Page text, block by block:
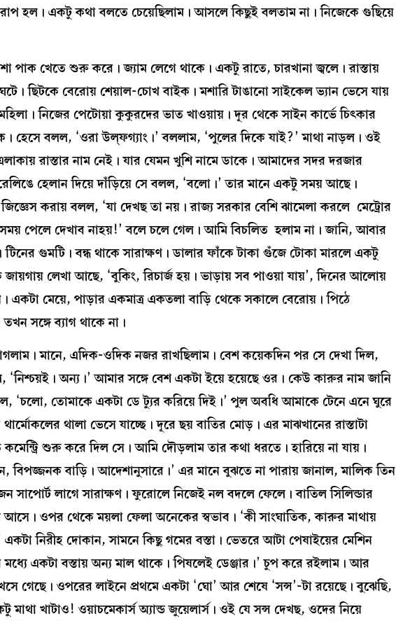
হল। একটু কথা বলতে চেয়েছিলাম। আসলে কিছুই বলতাম না। নিজেকে গুছিয়ে
পাক খেতে শুরু করে। জ্যাম লেগে থাকে। একটু রাতে, চারখানা জ্বলে। রাস্তায়
ছিটকে বেরোয় শেয়াল-চোখ বাইক। মশারি টাঙানো সাইকেল ভ্যান ভেসে যায়
নিজের পেটোয়া কুকুরদের ভাত খাওয়ায়। দূর থেকে সাইন কার্ভে চিৎকার
হেসে বলল, ‘ওরা উল্‌ফগ্যাং।’ বললাম, ‘পুলের দিকে যাই?’ মাথা নাড়ল। ওই
রাস্তার নাম নেই। যার যেমন খুশি নামে ডাকে। আমাদের সদর দরজার
হেলান দিয়ে দাঁড়িয়ে সে বলল, ‘বলো।’ তার মানে একটু সময় আছে।
করায় বলল, ‘যা দেখছ তা নয়। রাজ্য সরকার বেশি ঝামেলা করলে মেট্রোর
সময় পেলে দেখাব নাহয়!’ বলে চলে গেল। আমি বিচলিত হলাম না। জানি, আবার
গুমটি। বন্ধ থাকে সারাক্ষণ। ডালার ফাঁকে টাকা গুঁজে টোকা মারলে একটু
লেখা আছে, ‘বুকিং, রিচার্জ হয়। ভাড়ায় সব পাওয়া যায়’, দিনের আলোয়
মেয়ে, পাড়ার একমাত্র একতলা বাড়ি থেকে সকালে বেরোয়। পিঠে
সঙ্গে ব্যাগ থাকে না।
মানে, এদিক-ওদিক নজর রাখছিলাম। বেশ কয়েকদিন পর সে দেখা দিল,
‘নিশ্চয়ই। অন্য।’ আমার সঙ্গে বেশ একটা ইয়ে হয়েছে ওর। কেউ কারুর নাম জানি
‘চলো, তোমাকে একটা ডে ট্যুর করিয়ে দিই।’ পুল অবধি আমাকে টেনে এনে ঘুরে
থালা ভেসে যাচ্ছে। দূরে ছয় বাতির মোড়। এর মাঝখানের রাস্তাটা
শুরু করে দিল সে। আমি দৌড়লাম তার কথা ধরতে। হারিয়ে না যায়।
বিপজ্জনক বাড়ি। আদেশানুসারে।’ এর মানে বুঝতে না পারায় জানাল, মালিক তিন
সাপোর্ট লাগে সারাক্ষণ। ফুরোলে নিজেই নল বদলে ফেলে। বাতিল সিলিন্ডার
ওপর থেকে ময়লা ফেলা অনেকের স্বভাব। ‘কী সাংঘাতিক, কারুর মাথায়
নিরীহ দোকান, সামনে কিছু গমের বস্তা। ভেতরে আটা পেষাইয়ের মেশিন
একটা বস্তায় অন্য মাল থাকে। পিষলেই ডেঞ্জার।’ চুপ করে রইলাম। আর
গেছে। ওপরের লাইনে প্রথমে একটা ‘ঘো’ আর শেষে ‘সন্স’-টা রয়েছে। বুঝেছি,
খাটাও! ওয়াচমেকার্স অ্যান্ড জুয়েলার্স। ওই যে সন্স দেখছ, ওদের নিয়ে